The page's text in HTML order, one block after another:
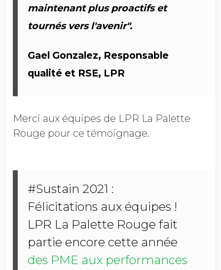
maintenant plus proactifs et
tournés vers l'avenir".
Gael Gonzalez, Responsable
qualité et RSE, LPR
Merci aux équipes de LPR La Palette
Rouge pour ce témoignage.
#Sustain 2021 :
Félicitations aux équipes !
LPR La Palette Rouge fait
partie encore cette année
des PME aux performances